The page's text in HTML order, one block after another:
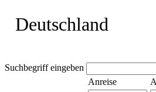
Deutschland
Suchbegriff eingeben
Anreise